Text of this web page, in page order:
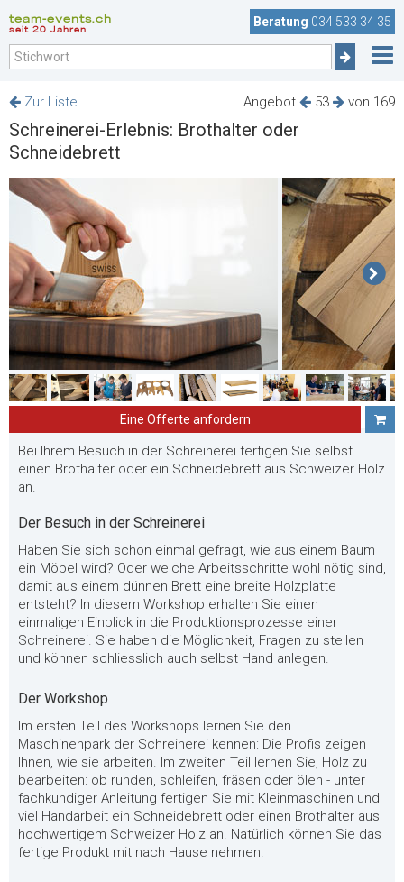
team-events.ch
seit 20 Jahren
Beratung 034 533 34 35
Angebot 53 von 169
Zur Liste
Schreinerei-Erlebnis: Brothalter oder
Schneidebrett
Eine Offerte anfordern
Bei Ihrem Besuch in der Schreinerei fertigen Sie selbst
einen Brothalter oder ein Schneidebrett aus Schweizer Holz
an.
Der Besuch in der Schreinerei
Haben Sie sich schon einmal gefragt, wie aus einem Baum
ein Möbel wird? Oder welche Arbeitsschritte wohl nötig sind,
damit aus einem dünnen Brett eine breite Holzplatte
entsteht? In diesem Workshop erhalten Sie einen
einmaligen Einblick in die Produktionsprozesse einer
Schreinerei. Sie haben die Möglichkeit, Fragen zu stellen
und können schliesslich auch selbst Hand anlegen.
Der Workshop
Im ersten Teil des Workshops lernen Sie den
Maschinenpark der Schreinerei kennen: Die Profis zeigen
Ihnen, wie sie arbeiten. Im zweiten Teil lernen Sie, Holz zu
bearbeiten: ob runden, schleifen, fräsen oder ölen - unter
fachkundiger Anleitung fertigen Sie mit Kleinmaschinen und
viel Handarbeit ein Schneidebrett oder einen Brothalter aus
hochwertigem Schweizer Holz an. Natürlich können Sie das
fertige Produkt mit nach Hause nehmen.